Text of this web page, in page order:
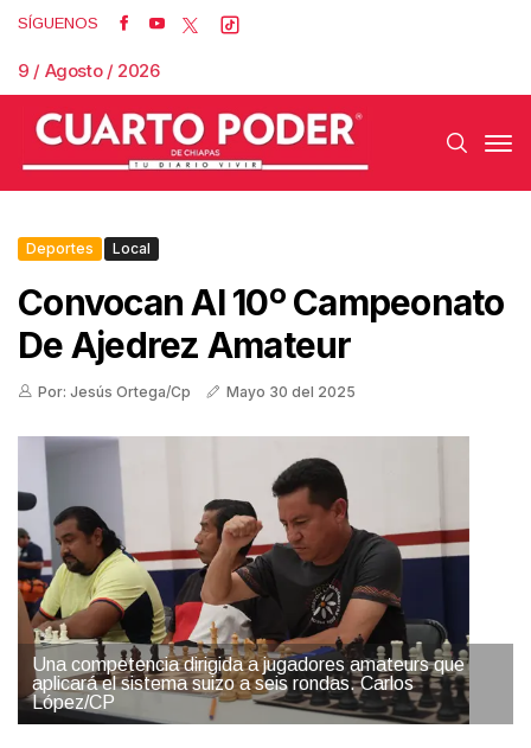
SÍGUENOS
9 / Agosto / 2026
Deportes Local
Convocan Al 10º Campeonato
De Ajedrez Amateur
Por: Jesús Ortega/Cp Mayo 30 del 2025
Una competencia dirigida a jugadores amateurs que
aplicará el sistema suizo a seis rondas. Carlos
López/CP